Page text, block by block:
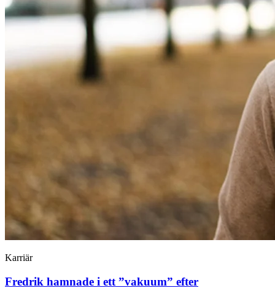
Karriär
Fredrik hamnade i ett ”vakuum” efter